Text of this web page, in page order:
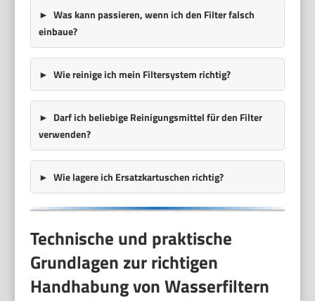
Was kann passieren, wenn ich den Filter falsch
einbaue?
Wie reinige ich mein Filtersystem richtig?
Darf ich beliebige Reinigungsmittel für den Filter
verwenden?
Wie lagere ich Ersatzkartuschen richtig?
Technische und praktische
Grundlagen zur richtigen
Handhabung von Wasserfiltern